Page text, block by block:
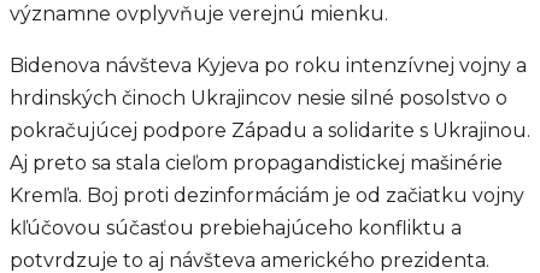
významne ovplyvňuje verejnú mienku.
Bidenova návšteva Kyjeva po roku intenzívnej vojny a
hrdinských činoch Ukrajincov nesie silné posolstvo o
pokračujúcej podpore Západu a solidarite s Ukrajinou.
Aj preto sa stala cieľom propagandistickej mašinérie
Kremľa. Boj proti dezinformáciám je od začiatku vojny
kľúčovou súčasťou prebiehajúceho konfliktu a
potvrdzuje to aj návšteva amerického prezidenta.